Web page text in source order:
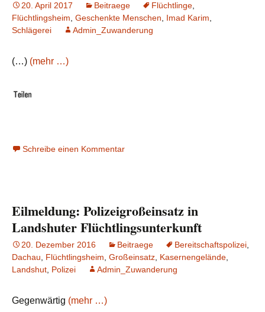
20. April 2017 Beitraege Flüchtlinge
Flüchtlingsheim Geschenkte Menschen Imad Karim
Schlägerei
Admin_Zuwanderung
(…) (mehr …)
Schreibe einen Kommentar
Eilmeldung: Polizeigroßeinsatz in
Landshuter Flüchtlingsunterkunft
20. Dezember 2016 Beitraege Bereitschaftspolizei,
Dachau, Flüchtlingsheim, Großeinsatz, Kasernengelände,
Landshut, Polizei Admin_Zuwanderung
Gegenwärtig (mehr …)